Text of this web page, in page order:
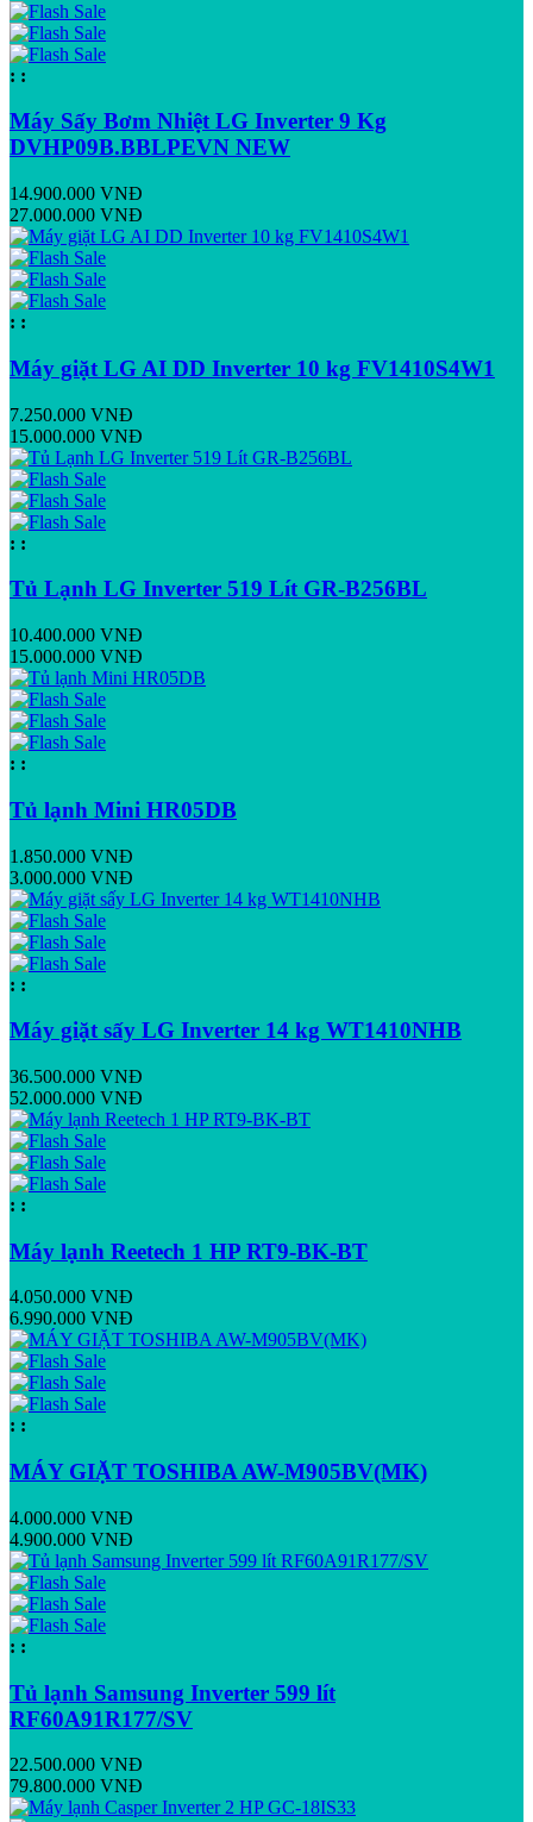
: :
Máy Sấy Bơm Nhiệt LG Inverter 9 Kg
DVHP09B.BBLPEVN NEW
14.900.000 VNĐ
27.000.000 VNĐ
: :
Máy giặt LG AI DD Inverter 10 kg FV1410S4W1
7.250.000 VNĐ
15.000.000 VNĐ
: :
Tủ Lạnh LG Inverter 519 Lít GR-B256BL
10.400.000 VNĐ
15.000.000 VNĐ
: :
Tủ lạnh Mini HR05DB
1.850.000 VNĐ
3.000.000 VNĐ
: :
Máy giặt sấy LG Inverter 14 kg WT1410NHB
36.500.000 VNĐ
52.000.000 VNĐ
: :
Máy lạnh Reetech 1 HP RT9-BK-BT
4.050.000 VNĐ
6.990.000 VNĐ
: :
MÁY GIẶT TOSHIBA AW-M905BV(MK)
4.000.000 VNĐ
4.900.000 VNĐ
: :
Tủ lạnh Samsung Inverter 599 lít
RF60A91R177/SV
22.500.000 VNĐ
79.800.000 VNĐ